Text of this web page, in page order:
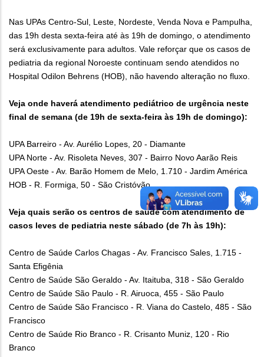
Nas UPAs Centro-Sul, Leste, Nordeste, Venda Nova e Pampulha,
das 19h desta sexta-feira até às 19h de domingo, o atendimento
será exclusivamente para adultos. Vale reforçar que os casos de
pediatria da regional Noroeste continuam sendo atendidos no
Hospital Odilon Behrens (HOB), não havendo alteração no fluxo.
Veja onde haverá atendimento pediátrico de urgência neste
final de semana (de 19h de sexta-feira às 19h de domingo):
UPA Barreiro - Av. Aurélio Lopes, 20 - Diamante
UPA Norte - Av. Risoleta Neves, 307 - Bairro Novo Aarão Reis
UPA Oeste - Av. Barão Homem de Melo, 1.710 - Jardim América
HOB - R. Formiga, 50 - São Cristóvão
Veja quais serão os centros de saúde com atendimento de
casos leves de pediatria neste sábado (de 7h às 19h):
Centro de Saúde Carlos Chagas - Av. Francisco Sales, 1.715 -
Santa Efigênia
Centro de Saúde São Geraldo - Av. Itaituba, 318 - São Geraldo
Centro de Saúde São Paulo - R. Airuoca, 455 - São Paulo
Centro de Saúde São Francisco - R. Viana do Castelo, 485 - São
Francisco
Centro de Saúde Rio Branco - R. Crisanto Muniz, 120 - Rio
Branco